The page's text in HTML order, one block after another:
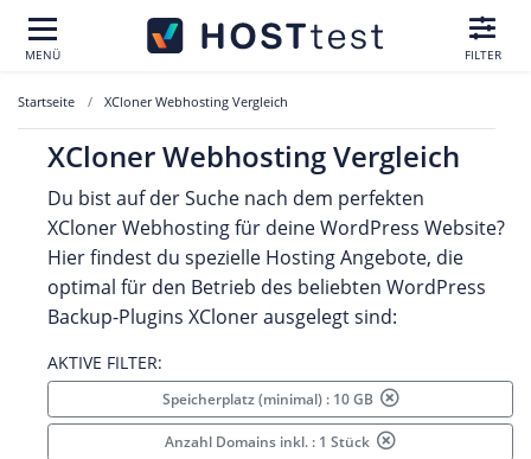
MENÜ FILTER
Startseite XCloner Webhosting Vergleich
XCloner Webhosting Vergleich
Du bist auf der Suche nach dem perfekten
XCloner Webhosting für deine WordPress Website?
Hier findest du spezielle Hosting Angebote, die
optimal für den Betrieb des beliebten WordPress
Backup-Plugins XCloner ausgelegt sind:
AKTIVE FILTER:
Speicherplatz (minimal) : 10 GB
Anzahl Domains inkl. : 1 Stück